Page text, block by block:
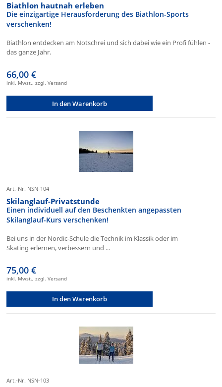
Biathlon hautnah erleben
Die einzigartige Herausforderung des Biathlon-Sports
verschenken!
Biathlon entdecken am Notschrei und sich dabei wie ein Profi fühlen -
das ganze Jahr.
66,00 €
inkl. Mwst., zzgl. Versand
In den Warenkorb
Art.-Nr. NSN-104
Skilanglauf-Privatstunde
Einen individuell auf den Beschenkten angepassten
Skilanglauf-Kurs verschenken!
Bei uns in der Nordic-Schule die Technik im Klassik oder im
Skating erlernen, verbessern und ...
75,00 €
inkl. Mwst., zzgl. Versand
In den Warenkorb
Art.-Nr. NSN-103